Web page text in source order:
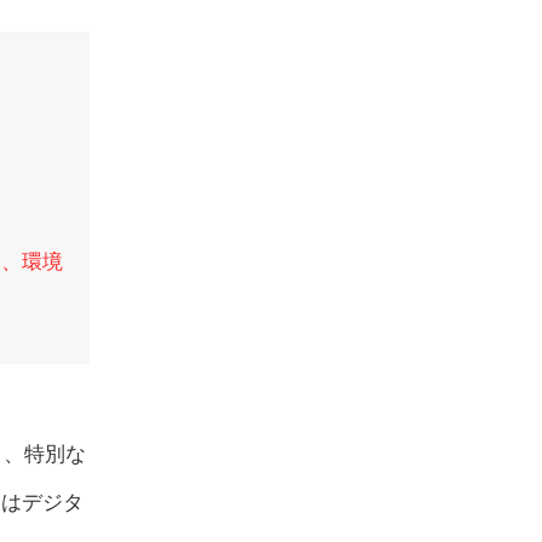
環境
特別な
デジタ